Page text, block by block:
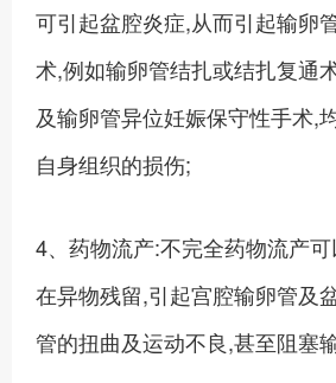
可引起盆腔炎症,从而引起输卵
术,例如输卵管结扎或结扎复通
及输卵管异位妊娠保守性手术,
自身组织的损伤;
4、药物流产:不完全药物流产
在异物残留,引起宫腔输卵管及
管的扭曲及运动不良,甚至阻塞输